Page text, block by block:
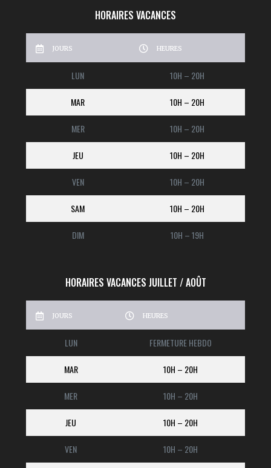
HORAIRES VACANCES
JOURS HEURES
LUN 10H – 20H
MAR 10H – 20H
MER 10H – 20H
JEU 10H – 20H
VEN 10H – 20H
SAM 10H – 20H
DIM 10H – 19H
HORAIRES VACANCES JUILLET / AOÛT
JOURS HEURES
LUN FERMETURE HEBDO
MAR 10H – 20H
MER 10H – 20H
JEU 10H – 20H
VEN 10H – 20H